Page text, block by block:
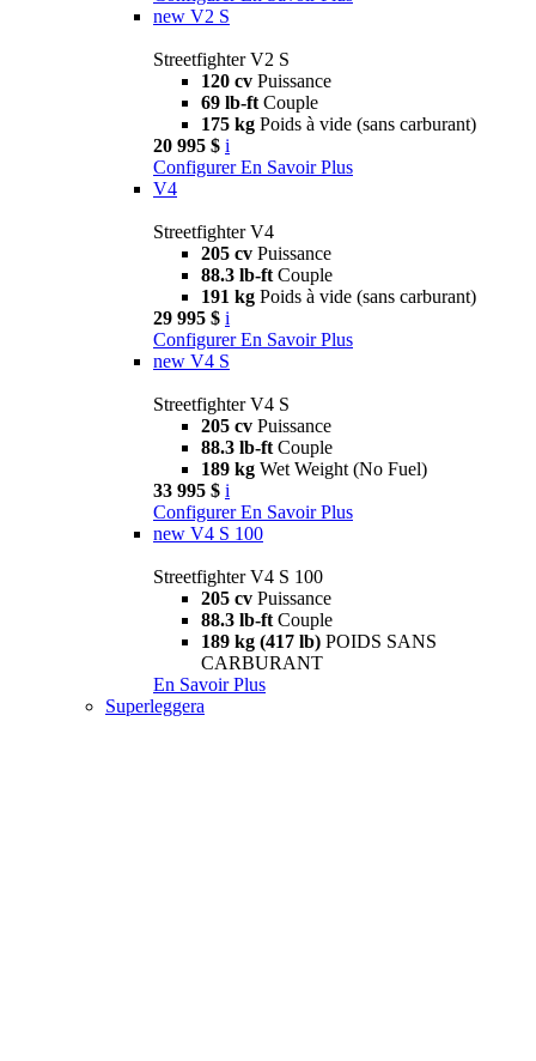
new V2 S
Streetfighter V2 S
120 cv Puissance
69 lb-ft Couple
175 kg Poids à vide (sans carburant)
20 995 $ i
Configurer En Savoir Plus
V4
Streetfighter V4
205 cv Puissance
88.3 lb-ft Couple
191 kg Poids à vide (sans carburant)
29 995 $ i
Configurer En Savoir Plus
new V4 S
Streetfighter V4 S
205 cv Puissance
88.3 lb-ft Couple
189 kg Wet Weight (No Fuel)
33 995 $ i
Configurer En Savoir Plus
new V4 S 100
Streetfighter V4 S 100
205 cv Puissance
88.3 lb-ft Couple
189 kg (417 lb) POIDS SANS
CARBURANT
En Savoir Plus
Superleggera